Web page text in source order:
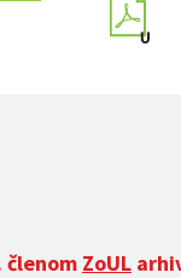
členom ZoUL